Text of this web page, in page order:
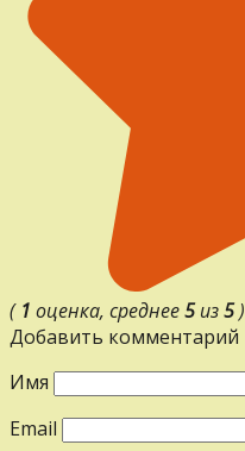
( 1 оценка, среднее5из5)
Добавить комментарий
Имя
Email